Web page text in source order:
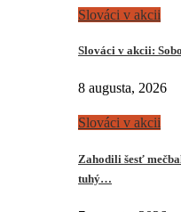
Slováci v akcii
Slováci v akcii:
8 augusta, 2026
Slováci v akcii
Zahodili šesť
tuhý…